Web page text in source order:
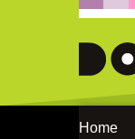
Home